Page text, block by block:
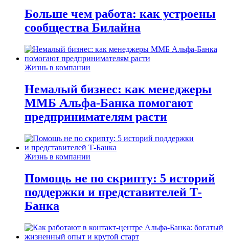
Больше чем работа: как устроены
сообщества Билайна
Жизнь в компании
Немалый бизнес: как менеджеры
ММБ Альфа-Банка помогают
предпринимателям расти
Жизнь в компании
Помощь не по скрипту: 5 историй
поддержки и представителей Т-
Банка